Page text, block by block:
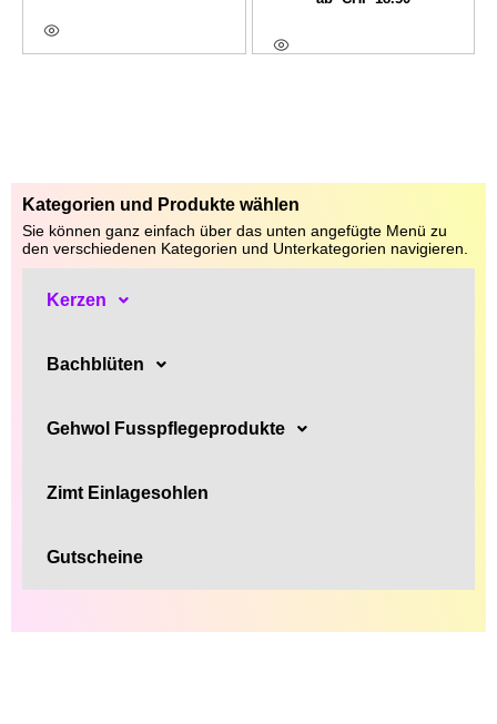
Kategorien und Produkte wählen
Sie können ganz einfach über das unten angefügte Menü zu
den verschiedenen Kategorien und Unterkategorien navigieren.
Kerzen
Bachblüten
Gehwol Fusspflegeprodukte
Zimt Einlagesohlen
Gutscheine